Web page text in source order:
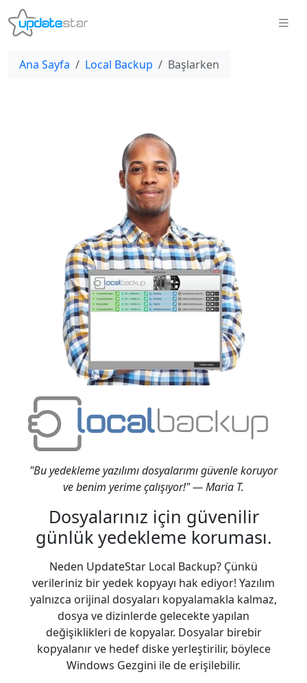
Ana Sayfa Local Backup Başlarken
"Bu yedekleme yazılımı dosyalarımı güvenle koruyor
ve benim yerime çalışıyor!" — Maria T.
Dosyalarınız için güvenilir
günlük yedekleme koruması.
Neden UpdateStar Local Backup? Çünkü
verileriniz bir yedek kopyayı hak ediyor! Yazılım
yalnızca orijinal dosyaları kopyalamakla kalmaz,
dosya ve dizinlerde gelecekte yapılan
değişiklikleri de kopyalar. Dosyalar birebir
kopyalanır ve hedef diske yerleştirilir, böylece
Windows Gezgini ile de erişilebilir.